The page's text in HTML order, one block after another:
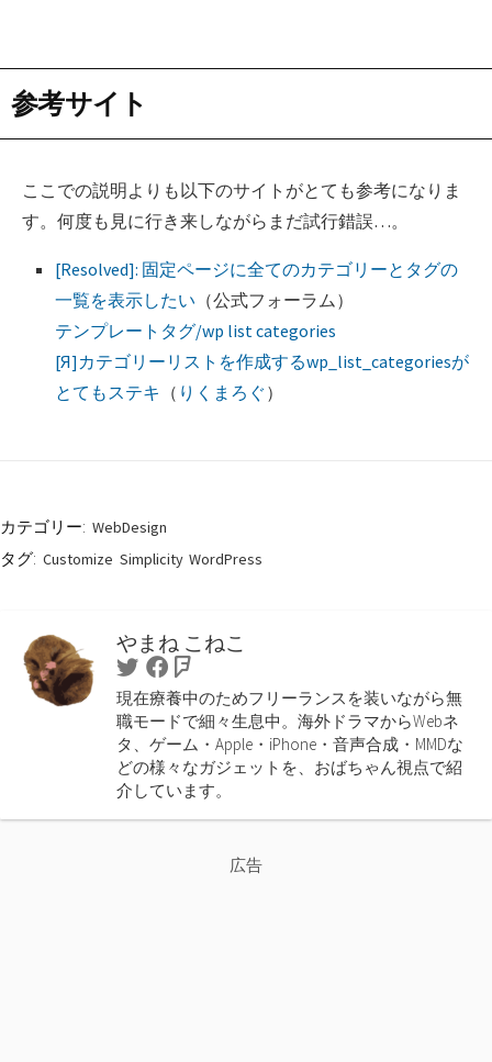
参考サイト
ここでの説明よりも以下のサイトがとても参考になりま
す。何度も見に行き来しながらまだ試行錯誤…。
[Resolved]: 固定ページに全てのカテゴリーとタグの
一覧を表示したい （公式フォーラム）
テンプレートタグ/wp list categories
[Я]カテゴリーリストを作成するwp_list_categoriesが
とてもステキ （ りくまろぐ）
カテゴリー: WebDesign
タグ: Customize Simplicity WordPress
やまね こねこ
TwitterFacebookFoursquare
現在療養中のためフリーランスを装いながら無
職モードで細々生息中。海外ドラマからWebネ
タ、ゲーム・Apple・iPhone・音声合成・MMDな
どの様々なガジェットを、おばちゃん視点で紹
介しています。
広告